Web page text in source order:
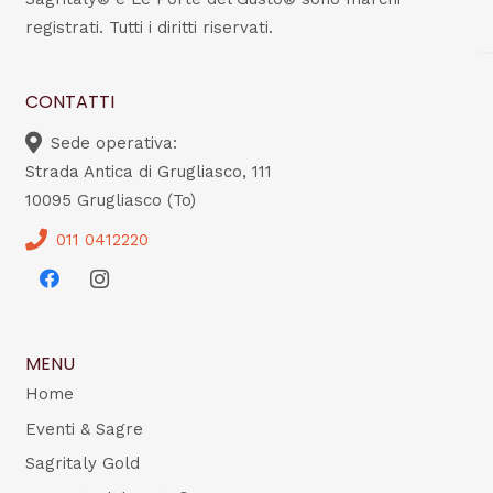
registrati. Tutti i diritti riservati.
CONTATTI
Sede operativa:
Strada Antica di Grugliasco, 111
10095 Grugliasco (To)
011 0412220
MENU
Home
Eventi & Sagre
Sagritaly Gold